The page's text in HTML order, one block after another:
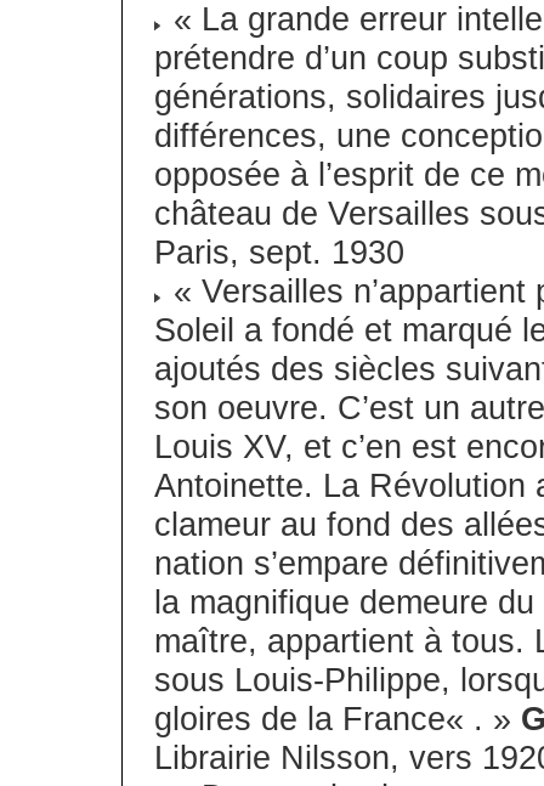
« La grande erreur
prétendre d’un coup
générations, solidaires
différences, une
opposée à l’esprit de ce
château de Versailles
Paris, sept. 1930
« Versailles
Soleil a fondé et marqué
ajoutés des siècles
son oeuvre. C’est un
Louis XV, et c’en est
Antoinette. La Révolution
clameur au fond des
nation s’empare
la magnifique demeure
maître, appartient à tous.
sous Louis-Philippe,
gloires de la France« . »
Librairie Nilsson, vers